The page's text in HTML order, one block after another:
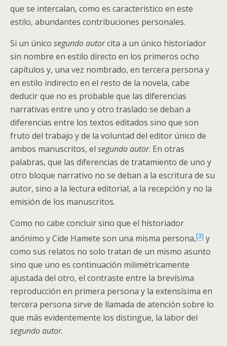
que se intercalan, como es característico en este
estilo, abundantes contribuciones personales.
Si un único segundo autorcita a un único historiador
sin nombre en estilo directo en los primeros ocho
capítulos y, una vez nombrado, en tercera persona y
en estilo indirecto en el resto de la novela, cabe
deducir que no es probable que las diferencias
narrativas entre uno y otro traslado se deban a
diferencias entre los textos editados sino que son
fruto del trabajo y de la voluntad del editor único de
ambos manuscritos, el segundo autor. En otras
palabras, que las diferencias de tratamiento de uno y
otro bloque narrativo no se deban a la escritura de su
autor, sino a la lectura editorial, a la recepción y no la
emisión de los manuscritos.
Como no cabe concluir sino que el historiador
anónimo y Cide Hamete son una misma persona,[3] y
como sus relatos no solo tratan de un mismo asunto
sino que uno es continuación milimétricamente
ajustada del otro, el contraste entre la brevísima
reproducción en primera persona y la extensísima en
tercera persona sirve de llamada de atención sobre lo
que más evidentemente los distingue, la labor del
segundo autor.